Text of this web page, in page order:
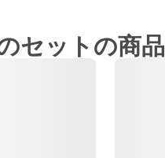
セットの商品